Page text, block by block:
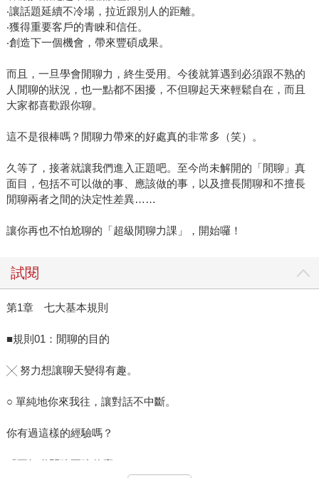
‧讓話題延續不冷場，拉近跟別人的距離。
‧獲得重要客戶的青睞和信任。
‧創造下一個機會，帶來豐碩成果。
而且，一旦學會閒聊力，終生受用。今後就算遇到必須跟不熟的
人閒聊的狀況，也一點都不困擾，不但聊起天來輕鬆自在，而且
大家都喜歡跟你聊。
這不是很棒嗎？閒聊力帶來的好處真的非常多（笑）。
久等了，接著就讓我們進入正題吧。至今尚未解開的「閒聊」真
面目，包括不可以做的事、應該做的事，以及擅長閒聊和不擅長
閒聊兩者之間的決定性差異……
讓你再也不怕尬聊的「超級閒聊力課」，開始囉！
試閱
第1章 七大基本規則
■規則01：閒聊的目的
╳ 努力想讓聊天變得有趣。
○ 單純地你來我往，讓對話不中斷。
你有過這樣的經驗嗎？
「不知道閒聊要聊什麼。」